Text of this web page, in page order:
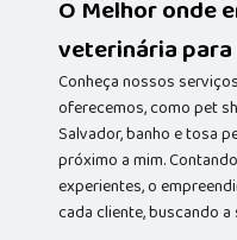
O Melhor onde
veterinária para
Conheça nossos
oferecemos, como pet
Salvador, banho e tosa
próximo a mim.
experientes, o
cada cliente, buscando